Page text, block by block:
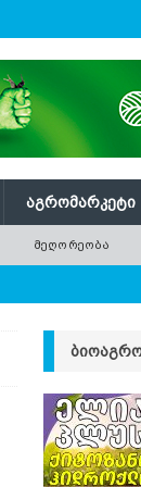
ᲐᲒᲠᲝᲛᲐᲠᲙᲔᲢᲘ
ᲛᲔᲦᲝᲠᲔᲝᲑᲐ